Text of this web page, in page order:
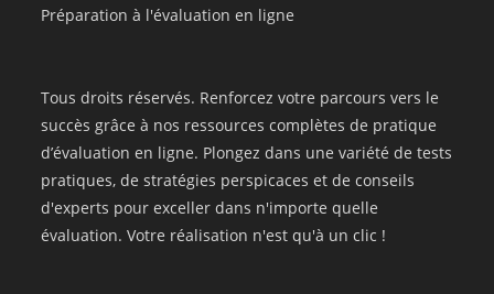
Préparation à l'évaluation en ligne
Tous droits réservés. Renforcez votre parcours vers le
succès grâce à nos ressources complètes de pratique
d’évaluation en ligne. Plongez dans une variété de tests
pratiques, de stratégies perspicaces et de conseils
d'experts pour exceller dans n'importe quelle
évaluation. Votre réalisation n'est qu'à un clic !